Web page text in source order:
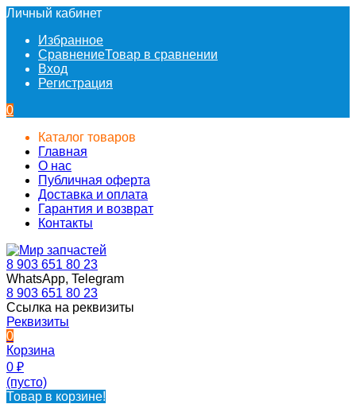
Личный кабинет
Избранное
СравнениеТовар в сравнении
Вход
Регистрация
0
Каталог товаров
Главная
О нас
Публичная оферта
Доставка и оплата
Гарантия и возврат
Контакты
8 903 651 80 23
WhatsApp, Telegram
8 903 651 80 23
Ссылка на реквизиты
Реквизиты
0
Корзина
0 ₽
(пусто)
Товар в корзине!